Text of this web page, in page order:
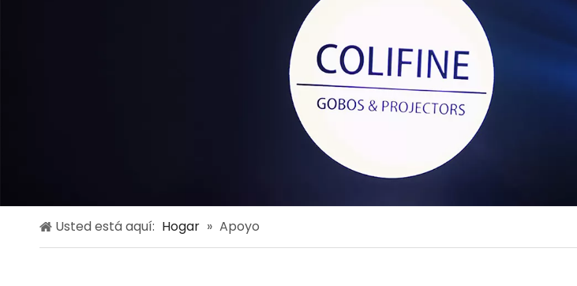
Usted está aquí: Hogar » Apoyo